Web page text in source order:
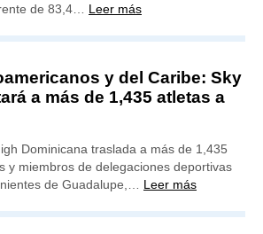
de 83,4… Leer más
y del Caribe: Sky
a más de 1,435 atletas a
Dominicana traslada a más de 1,435
y miembros de delegaciones deportivas
de Guadalupe,… Leer más